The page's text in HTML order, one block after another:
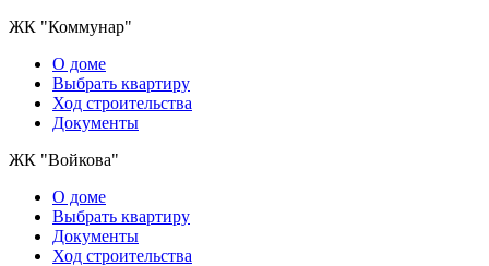
ЖК "Коммунар"
О домe
Выбрать квартиру
Ход строительства
Документы
ЖК "Войкова"
О доме
Выбрать квартиру
Документы
Ход строительства